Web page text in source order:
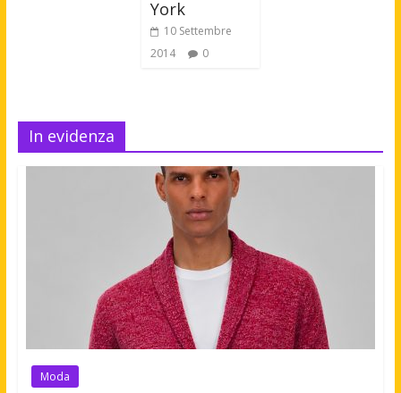
York
10 Settembre
2014
0
In evidenza
Moda